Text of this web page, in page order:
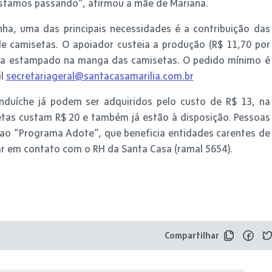
passando”, afirmou a mãe de Mariana.
uma das principais necessidades é a contribuição das
camisetas. O apoiador custeia a produção (R$ 11,70 por
estampado na manga das camisetas. O pedido mínimo é
secretariageral@santacasamarilia.com.br
já podem ser adquiridos pelo custo de R$ 13, na
custam R$ 20 e também já estão à disposição. Pessoas
“Programa Adote”, que beneficia entidades carentes de
em contato com o RH da Santa Casa (ramal 5654).
Compartilhar